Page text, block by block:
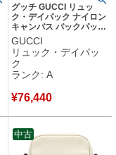
グッチ GUCCI リュッ
ク・デイパック ナイロン
キャンバス バックパック
ナイロン レザー ブラック
シルバー金具 黒 シェリー
ライン 268184 【保存
袋】 【中古】中古美品
GUCCI
リュック・デイパッ
ク
ランク: A
¥76,440
中古